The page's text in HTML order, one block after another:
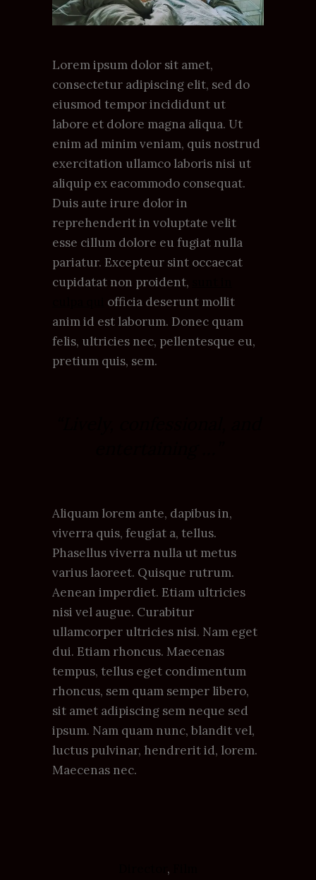
Lorem ipsum dolor sit amet,
consectetur adipiscing elit, sed do
eiusmod tempor incididunt ut
labore et dolore magna aliqua. Ut
enim ad minim veniam, quis nostrud
exercitation ullamco laboris nisi ut
aliquip ex eacommodo consequat.
Duis aute irure dolor in
reprehenderit in voluptate velit
esse cillum dolore eu fugiat nulla
pariatur. Excepteur sint occaecat
cupidatat non proident,
officia deserunt mollit
anim id est laborum. Donec quam
felis, ultricies nec, pellentesque eu,
pretium quis, sem.
Aliquam lorem ante, dapibus in,
viverra quis, feugiat a, tellus.
Phasellus viverra nulla ut metus
varius laoreet. Quisque rutrum.
Aenean imperdiet. Etiam ultricies
nisi vel augue. Curabitur
ullamcorper ultricies nisi. Nam eget
dui. Etiam rhoncus. Maecenas
tempus, tellus eget condimentum
rhoncus, sem quam semper libero,
sit amet adipiscing sem neque sed
ipsum. Nam quam nunc, blandit vel,
luctus pulvinar, hendrerit id, lorem.
Maecenas nec.
,